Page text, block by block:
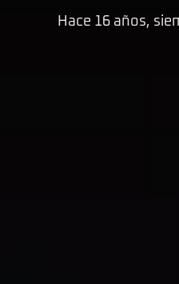
Hace 16 años,